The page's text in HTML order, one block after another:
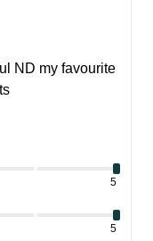
ND my favourite
5
5